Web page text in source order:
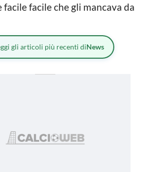
facile facile che gli mancava da
gli articoli più recenti diNews